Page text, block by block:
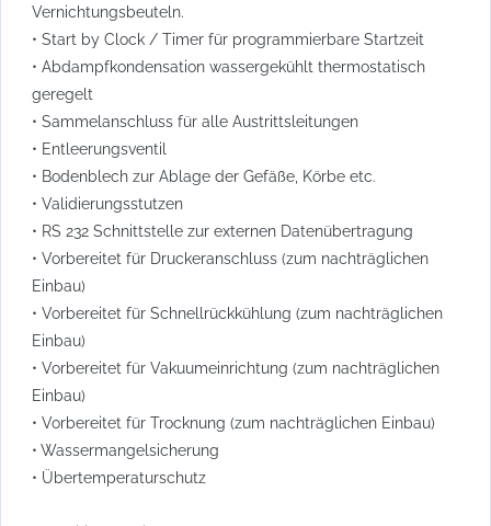
Vernichtungsbeuteln.
• Start by Clock / Timer für programmierbare Startzeit
• Abdampfkondensation wassergekühlt thermostatisch
geregelt
• Sammelanschluss für alle Austrittsleitungen
• Entleerungsventil
• Bodenblech zur Ablage der Gefäße, Körbe etc.
• Validierungsstutzen
• RS 232 Schnittstelle zur externen Datenübertragung
• Vorbereitet für Druckeranschluss (zum nachträglichen
Einbau)
• Vorbereitet für Schnellrückkühlung (zum nachträglichen
Einbau)
• Vorbereitet für Vakuumeinrichtung (zum nachträglichen
Einbau)
• Vorbereitet für Trocknung (zum nachträglichen Einbau)
• Wassermangelsicherung
• Übertemperaturschutz